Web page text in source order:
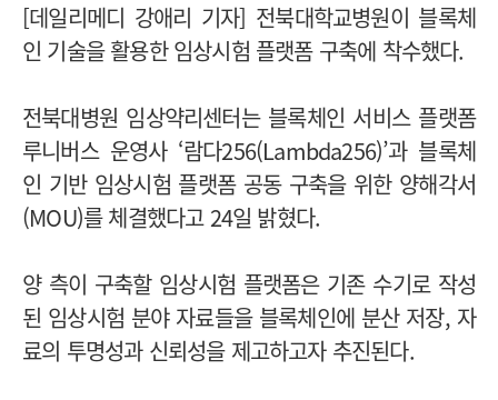
[데일리메디 강애리 기자] 전북대학교병원이 블록체
인 기술을 활용한 임상시험 플랫폼 구축에 착수했다.
전북대병원 임상약리센터는 블록체인 서비스 플랫폼
루니버스 운영사 ‘람다256(Lambda256)’과 블록체
인 기반 임상시험 플랫폼 공동 구축을 위한 양해각서
(MOU)를 체결했다고 24일 밝혔다.
양 측이 구축할 임상시험 플랫폼은 기존 수기로 작성
된 임상시험 분야 자료들을 블록체인에 분산 저장, 자
료의 투명성과 신뢰성을 제고하고자 추진된다.